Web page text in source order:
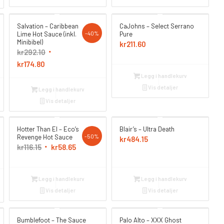
Salvation – Caribbean
Lime Hot Sauce (inkl.
Minibibel)
kr292.10 Opprinnelig
kr292.10.
kr174.80
er:
kr174.80.
-40%
Legg i handlekurv
Vis detaljer
CaJohns – Select Serrano
Pure
kr211.60
Legg i handlekurv
Vis detaljer
Hotter Than El – Eco’s
Revenge Hot Sauce
kr116.15 Opprinnelig
kr116.15.
kr58.65Nåværende
kr58.65.
-50%
Legg i handlekurv
Vis detaljer
Blair’s – Ultra Death
kr484.15
Legg i handlekurv
Vis detaljer
Bumblefoot – The Sauce
Palo Alto – XXX Ghost